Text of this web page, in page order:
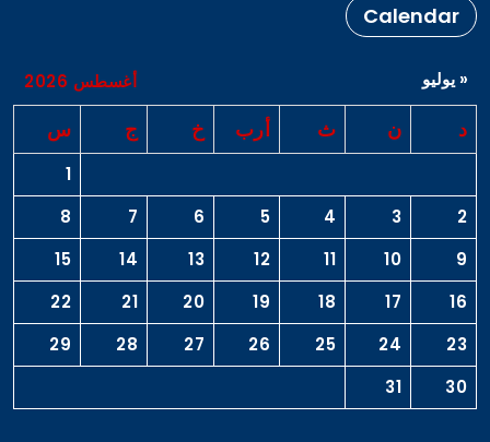
Calendar
أغسطس 2026
د ن ث أرب خ ج س
1
2
3
4
5
6
7
8
9
10
11
12
13
14
15
16
17
18
19
20
21
22
23
24
25
26
27
28
29
30
31
« يوليو